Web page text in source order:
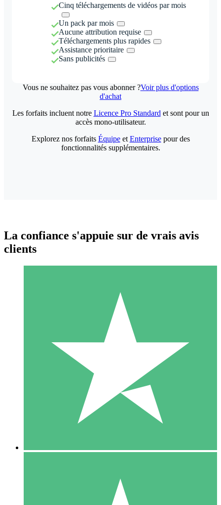
Cinq téléchargements de vidéos par mois
Un pack par mois
Aucune attribution requise
Téléchargements plus rapides
Assistance prioritaire
Sans publicités
Vous ne souhaitez pas vous abonner ?Voir plus d'options
d'achat
Packs de Crédits Individuels
Payez à l'utilisation avec des crédits de téléchargement. Sans
1 Téléchargement
10 00
10 Téléchargements
20 00
Les forfaits incluent notre Licence Pro Standard et sont pour un
accès mono-utilisateur.
Explorez nos forfaits Équipeet Enterprisepour des
fonctionnalités supplémentaires.
La confiance s'appuie sur de vrais avis
clients